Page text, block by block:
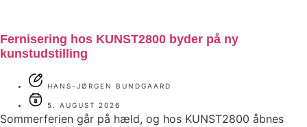
Fernisering hos KUNST2800 byder på ny
kunstudstilling
HANS-JØRGEN BUNDGAARD
5. AUGUST 2026
Sommerferien går på hæld, og hos KUNST2800 åbnes